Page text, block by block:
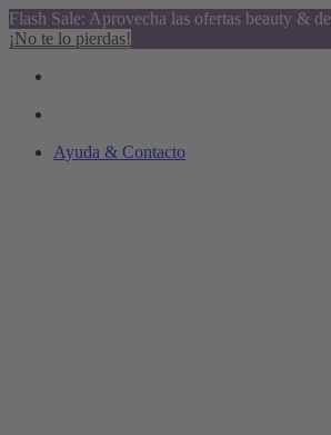
Flash Sale: Aprovecha las ofertas beauty &
¡No te lo pierdas!
Ayuda & Contacto